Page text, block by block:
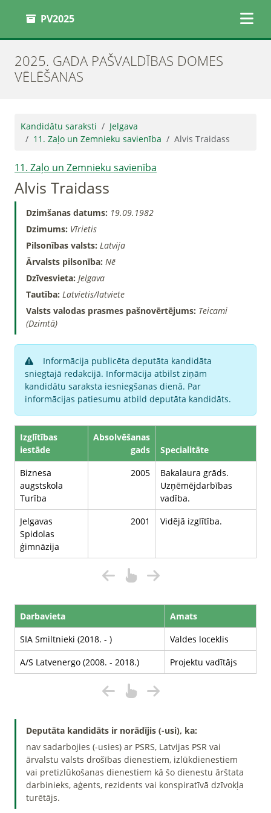
PV2025
2025. GADA PAŠVALDĪBAS DOMES
VĒLĒŠANAS
Kandidātu saraksti
Jelgava
11. Zaļo un Zemnieku savienība
Alvis Traidass
11. Zaļo un Zemnieku savienība
Alvis Traidass
Dzimšanas datums: 19.09.1982
Dzimums: Vīrietis
Pilsonības valsts: Latvija
Ārvalsts pilsonība: Nē
Dzīvesvieta: Jelgava
Tautība: Latvietis/latviete
Valsts valodas prasmes pašnovērtējums: Teicami
(Dzimtā)
Informācija publicēta deputāta kandidāta
sniegtajā redakcijā. Informācija atbilst ziņām
kandidātu saraksta iesniegšanas dienā. Par
informācijas patiesumu atbild deputāta kandidāts.
Izglītības
iestāde
Absolvēšanas
gads
Specialitāte
Biznesa
augstskola
Turība
2005
Bakalaura grāds.
Uzņēmējdarbības
vadība.
Jelgavas
Spidolas
ģimnāzija
2001 Vidējā izglītība.
Darbavieta
Amats
SIA Smiltnieki (2018. - )
Valdes loceklis
A/S Latvenergo (2008. - 2018.)
Projektu vadītājs
Deputāta kandidāts ir norādījis (-usi), ka:
nav sadarbojies (-usies) ar PSRS, Latvijas PSR vai
ārvalstu valsts drošības dienestiem, izlūkdienestiem
vai pretizlūkošanas dienestiem kā šo dienestu ārštata
darbinieks, aģents, rezidents vai konspiratīvā dzīvokļa
turētājs.